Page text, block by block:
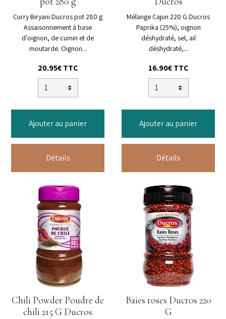
Curry Biryani Ducros pot 280 g
Assaisonnement à base
d'oignon, de cumin et de
moutarde. Oignon...
20.95€ TTC
Ajouter au panier
Détails
Mélange Cajun 220 G Ducros
Paprika (25%), oignon
déshydraté, sel, ail
déshydraté,...
16.90€ TTC
Ajouter au panier
Détails
Chili Powder Poudre de
chili 215 G Ducros
Baies roses Ducros 220
G